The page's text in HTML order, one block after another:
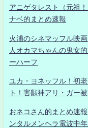
アニゲタレスト（元祖
ナベ的まとめ速報
火浦のシネマッフル映
人オカマちゃんの鬼女
ーハーフ
ユカ・ヨネッフル！初
ト！害獣神アリ・ガー
おネコさん的まとめ速
ンタルメンヘラ電波中